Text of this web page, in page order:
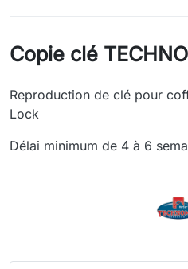
Copie clé
Reproduction de clé pour
Lock
Délai minimum de 4 à 6